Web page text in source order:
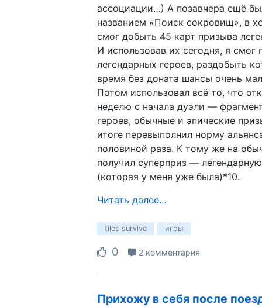
ассоциации…) А позавчера ещё
названием «Поиск сокровищ», в
смог добыть 45 карт призыва
И использовав их сегодня, я смог
легендарных героев, раздобыть
время без доната шансы очень
Потом использовал всё то, что
неделю с начала дуэли —
героев, обычные и эпические
итоге перевыполнил норму
половиной раза. К тому же на
получил суперприз —
(которая у меня уже была)*10.
Читать далее…
tiles survive игры
0 2 комментария
Прихожу в себя после